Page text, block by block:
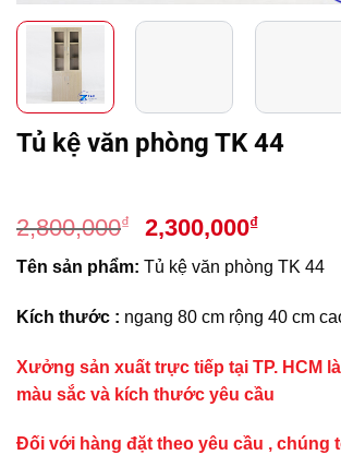
Tủ kệ văn phòng TK 44
2,800,000₫
Giá
gốc
là:
2,800,000₫.
2,300,000₫Giá
tại
là:
Tên sản phẩm: Tủ kệ văn phòng TK 44
Kích thước : ngang 80 cm rộng 40 cm
Xưởng sản xuất trực tiếp tại TP. HCM
màu sắc và kích thước yêu cầu
Đối với hàng đặt theo yêu cầu , chúng